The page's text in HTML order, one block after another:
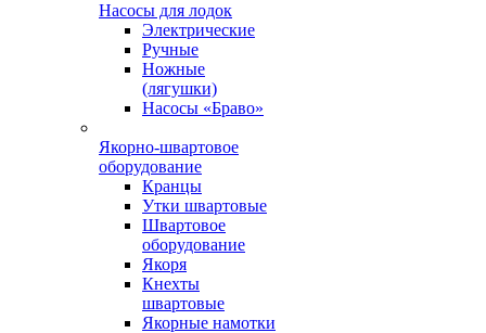
Насосы для лодок
Электрические
Ручные
Ножные
(лягушки)
Насосы «Браво»
Якорно-швартовое
оборудование
Кранцы
Утки швартовые
Швартовое
оборудование
Якоря
Кнехты
швартовые
Якорные намотки